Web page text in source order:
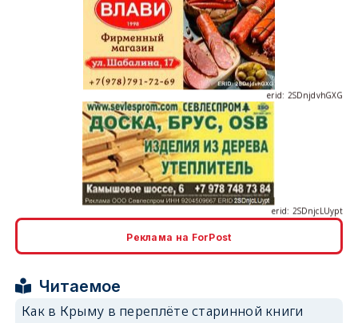
erid: 2SDnjdvhGXG
Реклама на ForPost
Читаемое
Как в Крыму в переплёте старинной книги